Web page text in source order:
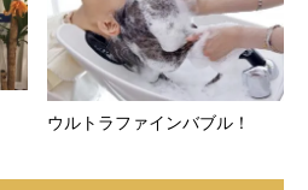
ウルトラファインバブル！